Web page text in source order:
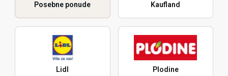
Posebne ponude Kaufland
Lidl Plodine